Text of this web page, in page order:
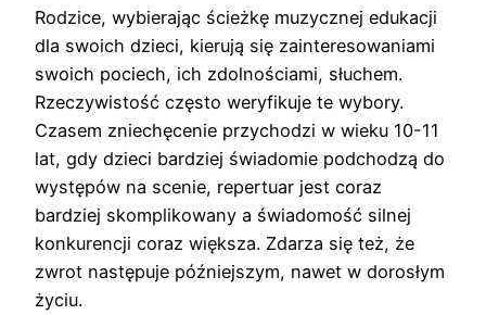
Rodzice, wybierając ścieżkę muzycznej edukacji
dla swoich dzieci, kierują się zainteresowaniami
swoich pociech, ich zdolnościami, słuchem.
Rzeczywistość często weryfikuje te wybory.
Czasem zniechęcenie przychodzi w wieku 10-11
lat, gdy dzieci bardziej świadomie podchodzą do
występów na scenie, repertuar jest coraz
bardziej skomplikowany a świadomość silnej
konkurencji coraz większa. Zdarza się też, że
zwrot następuje późniejszym, nawet w dorosłym
życiu.